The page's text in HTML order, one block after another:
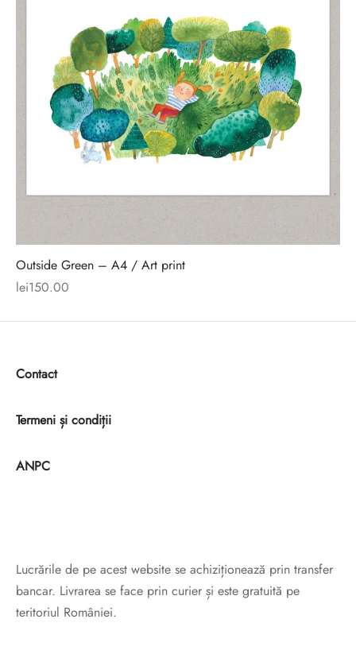
Outside Green – A4 / Art print
lei150.00
Contact
Termeni și condiții
ANPC
Lucrările de pe acest website se achiziționează prin transfer
bancar. Livrarea se face prin curier și este gratuită pe
teritoriul României.